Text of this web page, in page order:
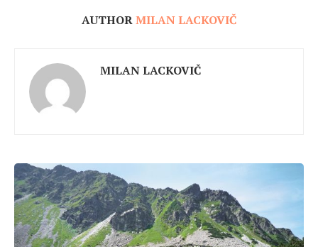
AUTHORMILAN LACKOVIČ
MILAN LACKOVIČ